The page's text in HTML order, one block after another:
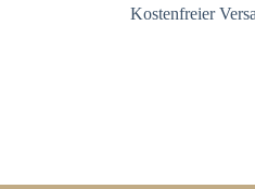
Kostenfreier